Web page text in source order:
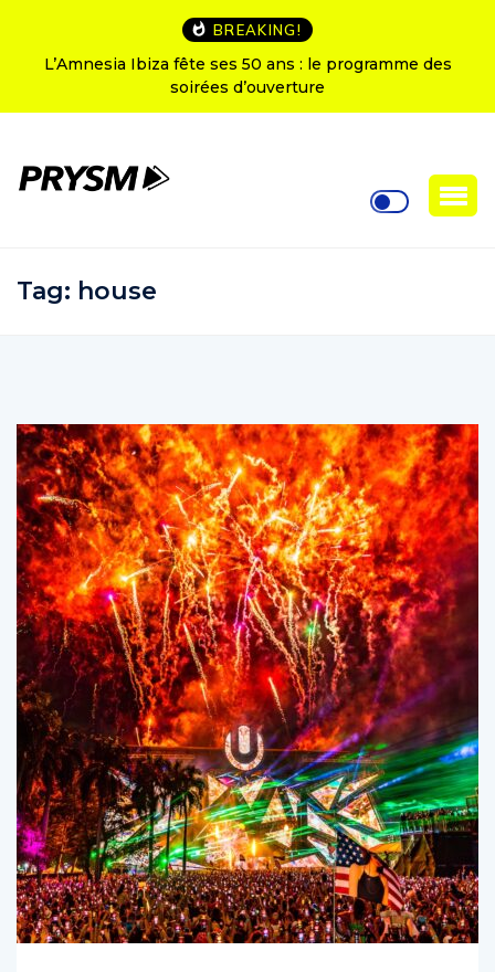
BREAKING!
L’Amnesia Ibiza fête ses 50 ans : le programme des
soirées d’ouverture
Tag: house